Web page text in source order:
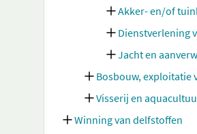
Akker- en/of
Dienstverlening
Jacht en
Bosbouw, exploitatie
Visserij en
Winning van delfstoffen